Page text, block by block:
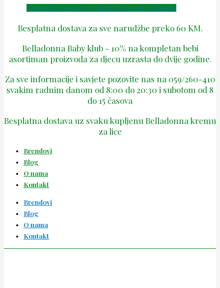
Facebook Instagram Tiktok Phone-alt Envelope
Besplatna dostava za sve narudžbe preko 60 KM.
Belladonna Baby klub - 10% na kompletan bebi
asortiman proizvoda za djecu uzrasta do dvije godine.
Za sve informacije i savjete pozovite nas na 059/260-410
svakim radnim danom od 8:00 do 20:30 i subotom od 8
do 15 časova
Besplatna dostava uz svaku kupljenu Belladonna kremu
za lice
Brendovi
Blog
O nama
Kontakt
Brendovi
Blog
O nama
Kontakt